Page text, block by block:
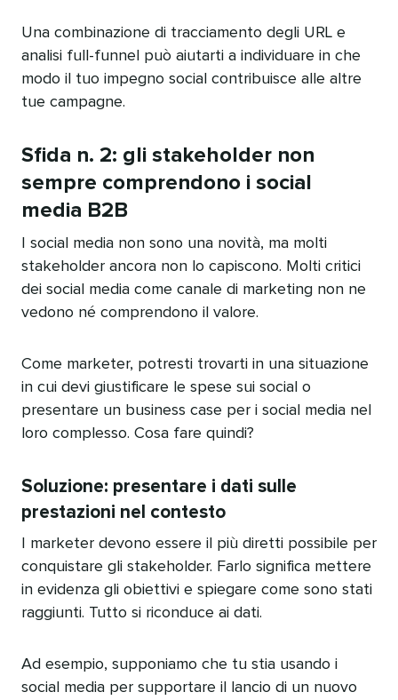
Una combinazione di tracciamento degli URL e
analisi full-funnel può aiutarti a individuare in che
modo il tuo impegno social contribuisce alle altre
tue campagne.​​
Sfida n. 2: gli stakeholder non
sempre comprendono i social
media B2B​​
I social media non sono una novità, ma molti
stakeholder ancora non lo capiscono. Molti critici
dei social media come canale di marketing non ne
vedono né comprendono il valore.​​
Come marketer, potresti trovarti in una situazione
in cui devi giustificare le spese sui social o
presentare un business case per i social media nel
loro complesso. Cosa fare quindi?​​
Soluzione: presentare i dati sulle
prestazioni nel contesto​​
I marketer devono essere il più diretti possibile per
conquistare gli stakeholder. Farlo significa mettere
in evidenza gli obiettivi e spiegare come sono stati
raggiunti. Tutto si riconduce ai dati.​​
Ad esempio, supponiamo che tu stia usando i
social media per supportare il lancio di un nuovo